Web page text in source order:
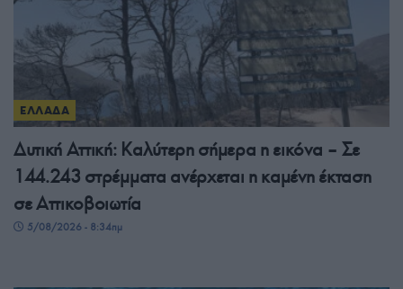
ΕΛΛΑΔΑ
Δυτική Αττική: Καλύτερη σήμερα η εικόνα – Σε
144.243 στρέμματα ανέρχεται η καμένη έκταση
σε Αττικοβοιωτία
5/08/2026 - 8:34πμ